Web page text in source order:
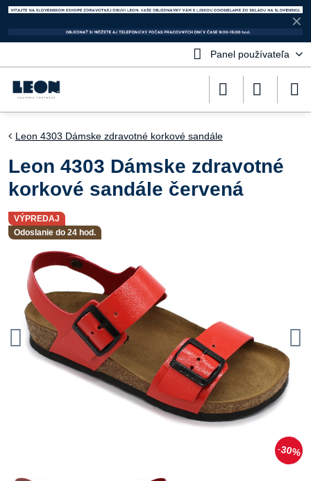
✕
Panel používateľa
VÝPREDAJ
Odoslanie do 24 hod.
30%
Leon 4303 Dámske zdravotné korkové sandále
Leon 4303 Dámske zdravotné
korkové sandále červená